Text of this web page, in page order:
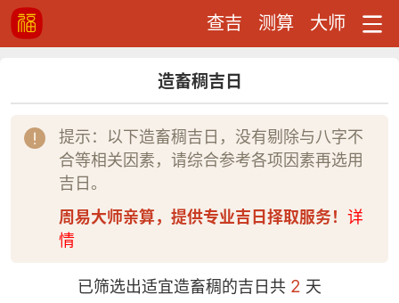
查吉 测算 大师
造畜稠吉日
提示：以下造畜稠吉日，没有剔除与八字不
合等相关因素，请综合参考各项因素再选用
吉日。
周易大师亲算，提供专业吉日择取服务！ 详
情
已筛选出适宜造畜稠的吉日共 2 天